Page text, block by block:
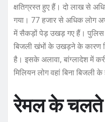
क्षतिग्रस्त हुए हैं। दो लाख से
गया। 77 हजार से अधिक लोग
में सैकड़ों पेड़ उखड़ गए हैं। पुलिस
बिजली खंभों के उखड़ने के कारण
है। इसके अलावा, बांग्लादेश में
मिलियन लोग वहां बिना बिजली के
रेमल के चलते